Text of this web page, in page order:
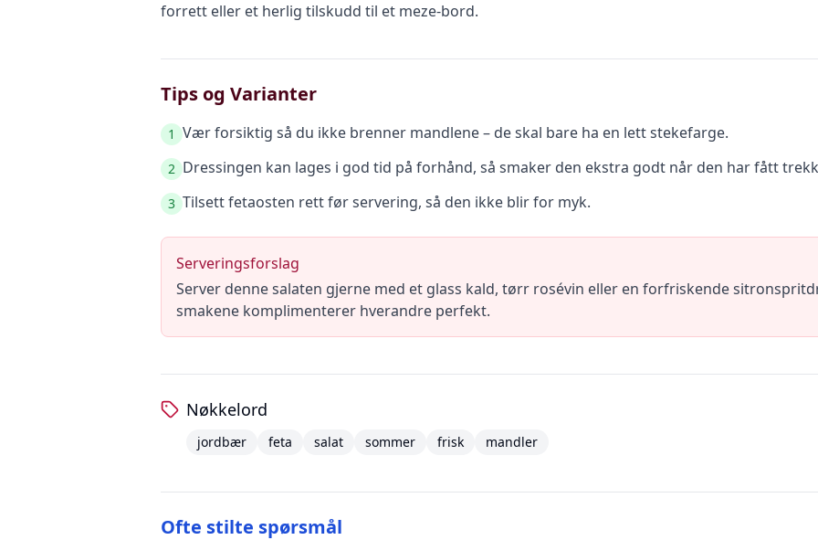
forrett eller et herlig tilskudd til et meze-bord.
Tips og Varianter
1 Vær forsiktig så du ikke brenner mandlene – de skal bare ha en lett stekefarge.
2 Dressingen kan lages i god tid på forhånd, så smaker den ekstra godt når den har fått
3 Tilsett fetaosten rett før servering, så den ikke blir for myk.
Serveringsforslag
Server denne salaten gjerne med et glass kald, tørr rosévin eller en forfriskende
smakene komplimenterer hverandre perfekt.
Nøkkelord
jordbær feta salat sommer frisk mandler
Ofte stilte spørsmål